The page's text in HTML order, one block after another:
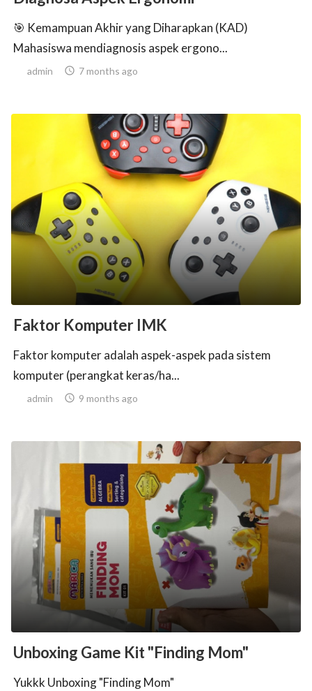
🎯 Kemampuan Akhir yang Diharapkan (KAD)
Mahasiswa mendiagnosis aspek ergono...
admin  7 months ago
Faktor Komputer IMK
Faktor komputer adalah aspek-aspek pada sistem
komputer (perangkat keras/ha...
admin  9 months ago
Unboxing Game Kit "Finding Mom"
Yukkk Unboxing "Finding Mom"